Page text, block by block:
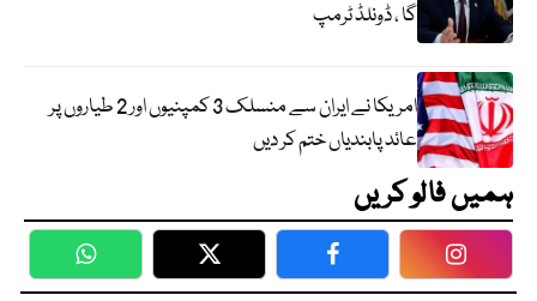
گا ، ڈونلڈ ٹرمپ
امریکا نے ایران سے منسلک 3 کمپنیوں اور 2 طیاروں پر
عائد پابندیاں ختم کر دیں
ہمیں فالو کریں
WhatsApp Twitter Facebook